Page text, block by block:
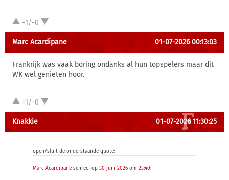
+1/-0
Marc Acardipane 01-07-2026 00:13:03
Frankrijk was vaak boring ondanks al hun topspelers maar dit
WK wel genieten hoor.
+1/-0
Knakkie 01-07-2026 11:30:25
open/sluit de onderstaande quote:
Marc Acardipane schreef op 30 juni 2026 om 23:40: